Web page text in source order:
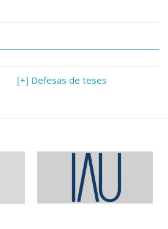
[+] Defesas de teses